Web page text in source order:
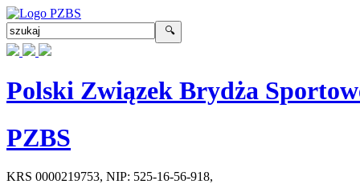
Polski Związek Brydża
PZBS
KRS 0000219753, NIP: 525-16-56-918,